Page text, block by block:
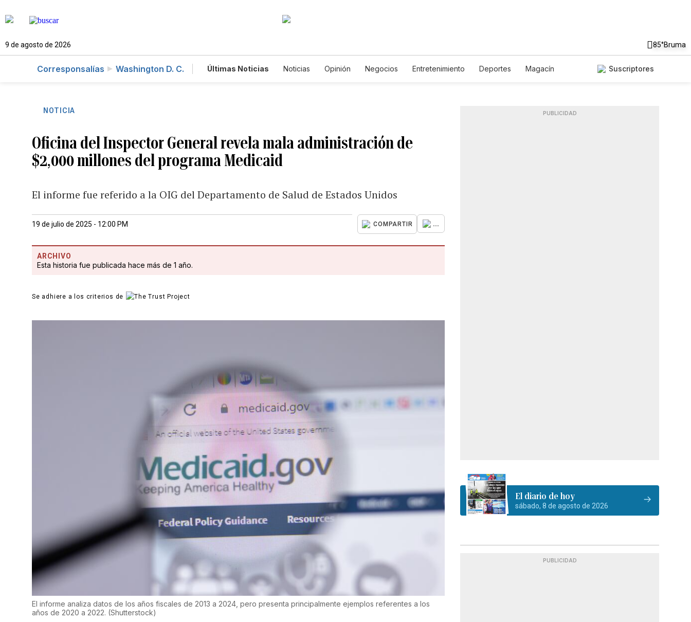
9 de agosto de 2026 85°Bruma
Corresponsalías Washington D. C. Últimas Noticias Noticias Opinión Negocios Entretenimiento Deportes
Magacín
Suscriptores
NOTICIA
Oficina del Inspector General revela mala administración de
$2,000 millones del programa Medicaid
El informe fue referido a la OIG del Departamento de Salud de Estados Unidos
19 de julio de 2025 - 12:00 PM COMPARTIR ...
ARCHIVO
Esta historia fue publicada hace más de 1 año.
Se adhiere a los criterios de
El informe analiza datos de los años fiscales de 2013 a 2024, pero presenta principalmente ejemplos referentes a los
años de 2020 a 2022. (Shutterstock)
PUBLICIDAD
El diario de hoy
sábado, 8 de agosto de 2026
PUBLICIDAD